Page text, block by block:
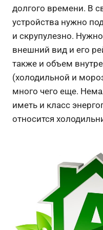
долгого времени. В
устройства нужно
и скрупулезно.
внешний вид и его
также и объем
(холодильной и
много чего еще.
иметь и класс
относится